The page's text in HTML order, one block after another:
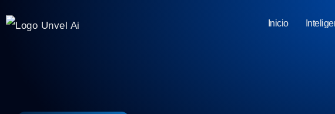
Inicio